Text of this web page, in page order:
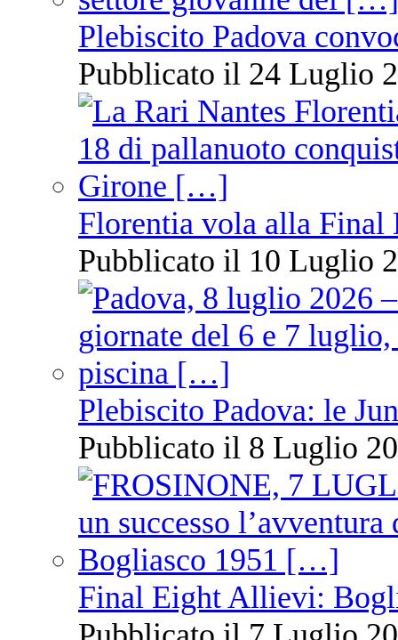
Plebiscito Padova
Pubblicato il 24 Luglio
Florentia vola alla Final
Pubblicato il 10 Luglio
Plebiscito Padova: le
Pubblicato il 8 Luglio
Final Eight Allievi: